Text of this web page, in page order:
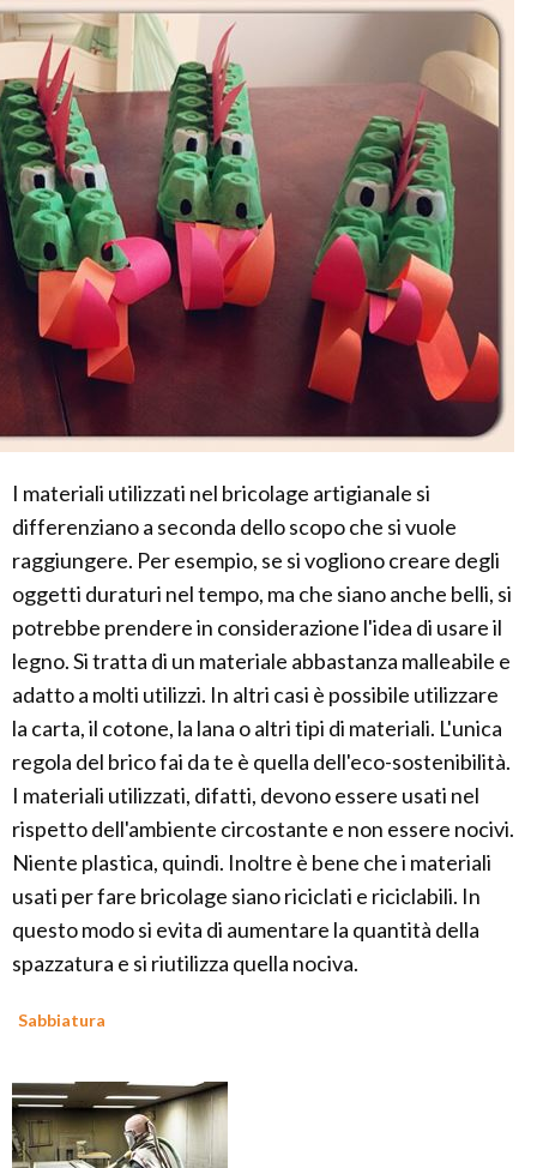
I materiali utilizzati nel bricolage artigianale si
differenziano a seconda dello scopo che si vuole
raggiungere. Per esempio, se si vogliono creare degli
oggetti duraturi nel tempo, ma che siano anche belli, si
potrebbe prendere in considerazione l'idea di usare il
legno. Si tratta di un materiale abbastanza malleabile e
adatto a molti utilizzi. In altri casi è possibile utilizzare
la carta, il cotone, la lana o altri tipi di materiali. L'unica
regola del brico fai da te è quella dell'eco-sostenibilità.
I materiali utilizzati, difatti, devono essere usati nel
rispetto dell'ambiente circostante e non essere nocivi.
Niente plastica, quindi. Inoltre è bene che i materiali
usati per fare bricolage siano riciclati e riciclabili. In
questo modo si evita di aumentare la quantità della
spazzatura e si riutilizza quella nociva.
Sabbiatura